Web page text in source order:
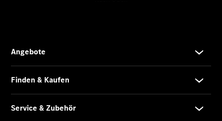
Rücknahme
Wartung
Reparatur